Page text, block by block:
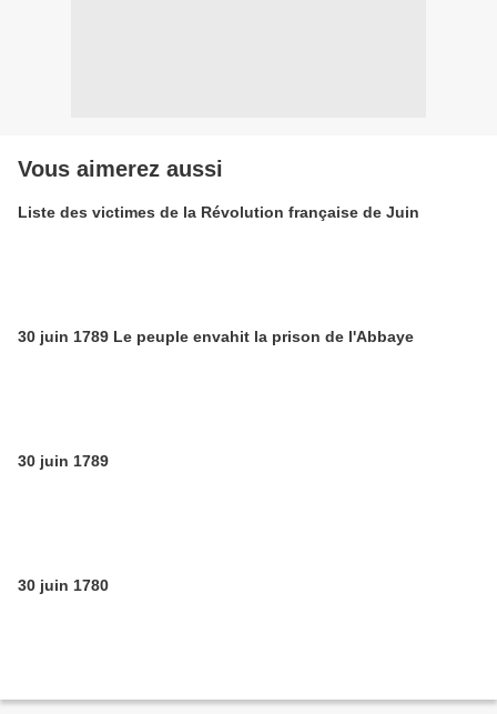
Vous aimerez aussi
Liste des victimes de la Révolution française de Juin
30 juin 1789 Le peuple envahit la prison de l'Abbaye
30 juin 1789
30 juin 1780